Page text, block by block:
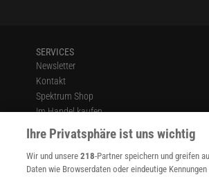
SERVICES
Newsletter
Kontakt
Spektrum Shop
Im Handel kaufen
Presse
Verträge kündigen
Widerruf
Ihre Privatsphäre ist uns wichtig
Wir und unsere218-Partner speichern und greifen
Daten wie Browserdaten oder eindeutige